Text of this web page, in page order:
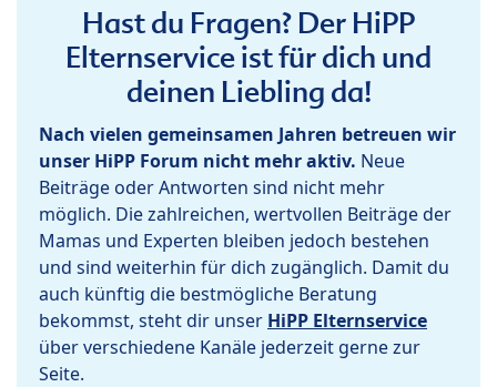
Hast du Fragen? Der HiPP
Elternservice ist für dich und
deinen Liebling da!
Nach vielen gemeinsamen Jahren betreuen wir
unser HiPP Forum nicht mehr aktiv. Neue
Beiträge oder Antworten sind nicht mehr
möglich. Die zahlreichen, wertvollen Beiträge der
Mamas und Experten bleiben jedoch bestehen
und sind weiterhin für dich zugänglich. Damit du
auch künftig die bestmögliche Beratung
bekommst, steht dir unser HiPP Elternservice
über verschiedene Kanäle jederzeit gerne zur
Seite.